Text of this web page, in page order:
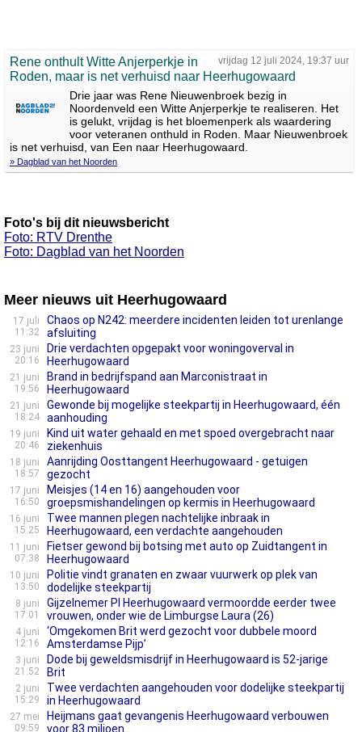
vrijdag 12 juli 2024, 19:37 uur
Rene onthult Witte Anjerperkje in
Roden, maar is net verhuisd naar Heerhugowaard
Drie jaar was Rene Nieuwenbroek bezig in
Noordenveld een Witte Anjerperkje te realiseren. Het
is gelukt, vrijdag is het bloemenperk als waardering
voor veteranen onthuld in Roden. Maar Nieuwenbroek
is net verhuisd, van Een naar Heerhugowaard.
» Dagblad van het Noorden
Foto's bij dit nieuwsbericht
Foto: RTV Drenthe
Foto: Dagblad van het Noorden
Meer nieuws uit Heerhugowaard
17 juli
11:32
Chaos op N242: meerdere incidenten leiden tot urenlange
afsluiting
23 juni
20:16
Drie verdachten opgepakt voor woningoverval in
Heerhugowaard
21 juni
19:56
Brand in bedrijfspand aan Marconistraat in
Heerhugowaard
21 juni
18:24
Gewonde bij mogelijke steekpartij in Heerhugowaard, één
aanhouding
19 juni
20:46
Kind uit water gehaald en met spoed overgebracht naar
ziekenhuis
18 juni
18:57
Aanrijding Oosttangent Heerhugowaard - getuigen
gezocht
17 juni
16:50
Meisjes (14 en 16) aangehouden voor
groepsmishandelingen op kermis in Heerhugowaard
16 juni
15:25
Twee mannen plegen nachtelijke inbraak in
Heerhugowaard, een verdachte aangehouden
11 juni
07:38
Fietser gewond bij botsing met auto op Zuidtangent in
Heerhugowaard
10 juni
13:50
Politie vindt granaten en zwaar vuurwerk op plek van
dodelijke steekpartij
8 juni
17:01
Gijzelnemer PI Heerhugowaard vermoordde eerder twee
vrouwen, onder wie de Limburgse Laura (26)
4 juni
12:16
‘Omgekomen Brit werd gezocht voor dubbele moord
Amsterdamse Pijp’
3 juni
21:52
Dode bij geweldsmisdrijf in Heerhugowaard is 52-jarige
Brit
2 juni
15:29
Twee verdachten aangehouden voor dodelijke steekpartij
in Heerhugowaard
27 mei
09:59
Heijmans gaat gevangenis Heerhugowaard verbouwen
voor 83 miljoen